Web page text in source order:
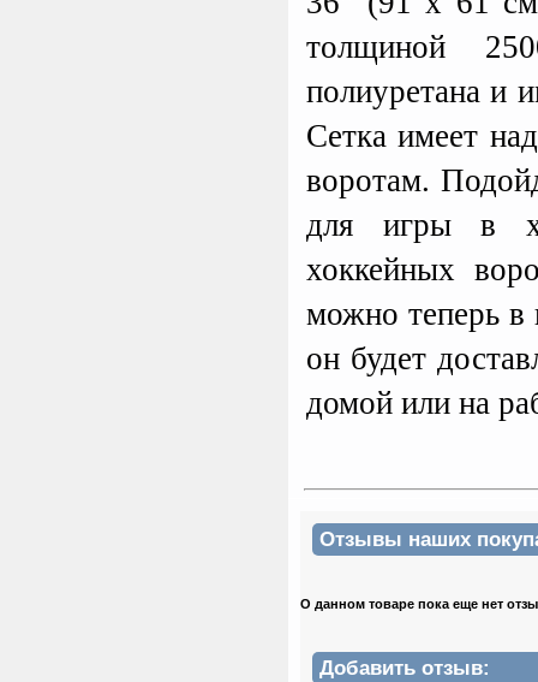
толщиной
полиуретана и
Сетка имеет
воротам.
для игры в
хоккейных
можно теперь в
он будет
домой или на
Отзывы наших
О данном товаре пока еще нет
Добавить отзыв: